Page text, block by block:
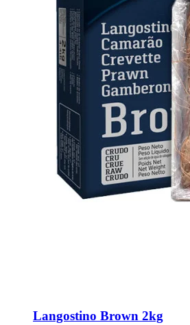
Langostino Brown 2kg